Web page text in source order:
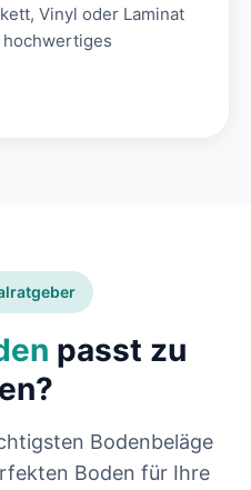
Vinyl oder Laminat
passt zu
Bodenbeläge
Boden für Ihre